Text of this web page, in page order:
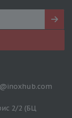
2/2 (БЦ